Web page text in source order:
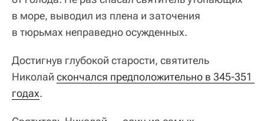
в море, выводил из плена и заточения
в тюрьмах неправедно осужденных.
Достигнув глубокой старости, святитель
Николай скончался предположительно в 345-351
годах.